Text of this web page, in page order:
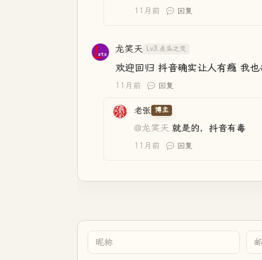
11月前 回复
龙笑天 Lv3.点头之交
欢迎回归 抖音确实让人有瘾 我
11月前 回复
老张 博主
@龙笑天 就是的，抖音有毒
11月前 回复